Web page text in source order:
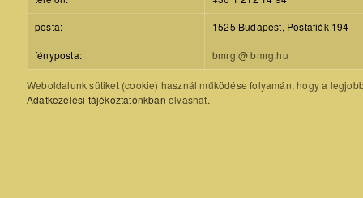
posta:
1525 Budapest, Postafiók 194
fényposta: bmrg @ bmrg.hu
Weboldalunk sütiket (cookie) használ működése folyamán, hogy a
Adatkezelési tájékoztatónkban olvashat.